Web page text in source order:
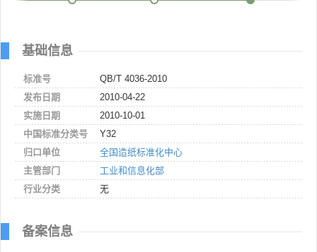
基础信息
标准号
QB/T 4036-2010
发布日期
2010-04-22
实施日期
2010-10-01
中国标准分类号
Y32
归口单位
全国造纸标准化中心
主管部门
工业和信息化部
行业分类
无
备案信息